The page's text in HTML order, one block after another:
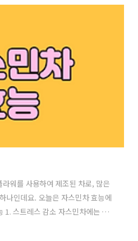
민트 차는 소화기관의 근육을 이
시면 간 기능을 지원하여 독소 제
트레스 완화 페퍼민트 차는 진정
워를 사용하여 제조된 차로, 많은
나인데요. 오늘은 자스민차 효능에
1. 스트레스 감소 자스민차에는 편
트레스 감소에 도움을 줄 수 있